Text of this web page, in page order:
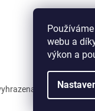
webu a
výkon a